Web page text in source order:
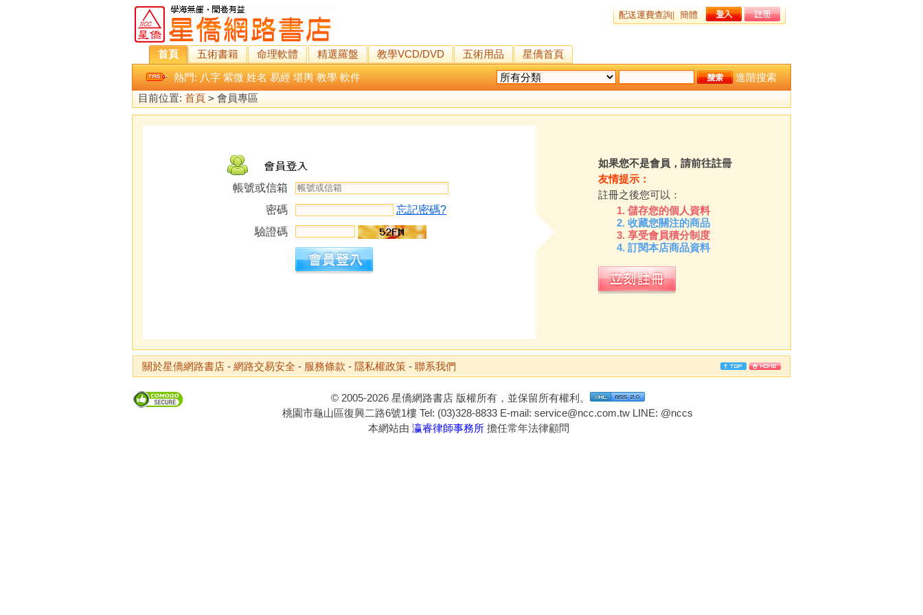
配送運費查詢 簡體
首頁 五術書籍 命理軟體 精選羅盤 教學VCD/DVD 五術用品
星僑首頁
熱門: 八字 紫微 姓名 易經 堪輿 教學 軟件
進階搜索
目前位置: 首頁 > 會員專區
帳號或信箱
密碼
忘記密碼?
驗證碼
如果您不是會員，請前往註冊
友情提示：
註冊之後您可以：
儲存您的個人資料
收藏您關注的商品
享受會員積分制度
訂閱本店商品資料
關於星僑網路書店 - 網路交易安全 - 服務條款 - 隱私權政策 - 聯系我們
© 2005-2026 星僑網路書店 版權所有，並保留所有權利。
桃園市龜山區復興二路6號1樓 Tel: (03)328-8833 E-mail: service@ncc.com.tw LINE: @nccs
本網站由 瀛睿律師事務所擔任常年法律顧問